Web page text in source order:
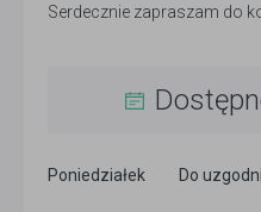
Serdecznie zapraszam do
Poniedziałek Do